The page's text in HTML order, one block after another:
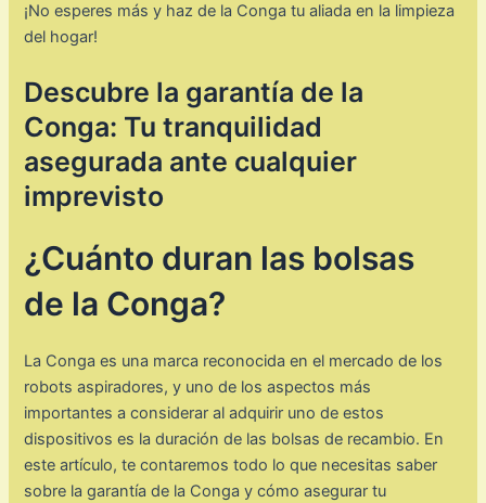
¡No esperes más y haz de la Conga tu aliada en la limpieza
del hogar!
Descubre la garantía de la
Conga: Tu tranquilidad
asegurada ante cualquier
imprevisto
¿Cuánto duran las bolsas
de la Conga?
La Conga es una marca reconocida en el mercado de los
robots aspiradores, y uno de los aspectos más
importantes a considerar al adquirir uno de estos
dispositivos es la duración de las bolsas de recambio. En
este artículo, te contaremos todo lo que necesitas saber
sobre la garantía de la Conga y cómo asegurar tu